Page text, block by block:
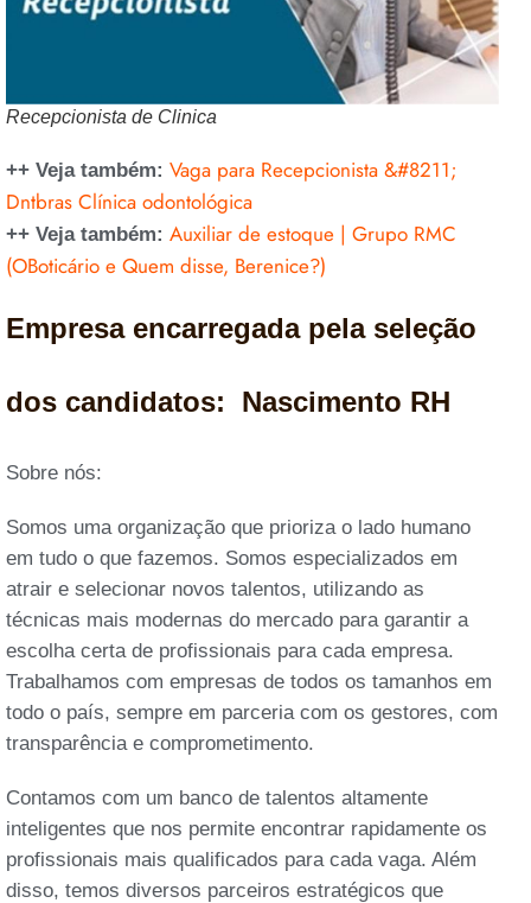
Recepcionista de Clinica
++ Veja também: Vaga para Recepcionista &#8211;
Dntbras Clínica odontológica
++ Veja também: Auxiliar de estoque | Grupo RMC
(OBoticário e Quem disse, Berenice?)
Empresa encarregada pela seleção
dos candidatos: Nascimento RH
Sobre nós:
Somos uma organização que prioriza o lado humano
em tudo o que fazemos. Somos especializados em
atrair e selecionar novos talentos, utilizando as
técnicas mais modernas do mercado para garantir a
escolha certa de profissionais para cada empresa.
Trabalhamos com empresas de todos os tamanhos em
todo o país, sempre em parceria com os gestores, com
transparência e comprometimento.
Contamos com um banco de talentos altamente
inteligentes que nos permite encontrar rapidamente os
profissionais mais qualificados para cada vaga. Além
disso, temos diversos parceiros estratégicos que